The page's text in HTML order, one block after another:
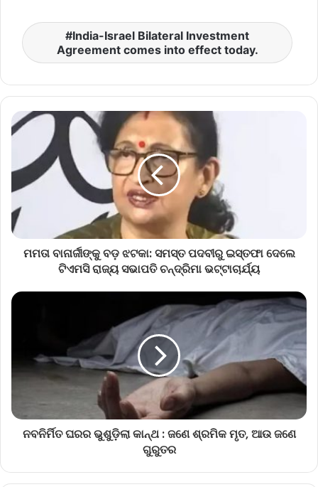
India-Israel Bilateral Investment
Agreement comes into effect today.
ମମତା ବାନାର୍ଜୀଙ୍କୁ ବଡ଼ ଝଟକା: ସମସ୍ତ ପଦବୀରୁ ଇସ୍ତଫା ଦେଲେ
ଟିଏମସି ରାଜ୍ୟ ସଭାପତି ଚନ୍ଦ୍ରିମା ଭଟ୍ଟାଚାର୍ଯ୍ୟ
ନବନିର୍ମିତ ଘରର ଭୁଶୁଡ଼ିଲା କାନ୍ଥ : ଜଣେ ଶ୍ରମିକ ମୃତ, ଆଉ ଜଣେ
ଗୁରୁତର